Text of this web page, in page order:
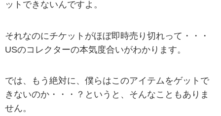
ットできないんですよ。
それなのにチケットがほぼ即時売り切れって・・・
USのコレクターの本気度合いがわかります。
では、もう絶対に、僕らはこのアイテムをゲットで
きないのか・・・？というと、そんなこともありま
せん。